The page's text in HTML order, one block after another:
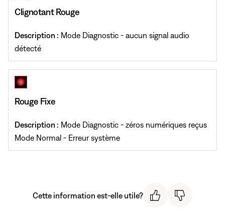
Clignotant Rouge
Description : Mode Diagnostic - aucun signal audio
détecté
Rouge Fixe
Description : Mode Diagnostic - zéros numériques reçus
Mode Normal - Erreur système
Cette information est-elle utile?